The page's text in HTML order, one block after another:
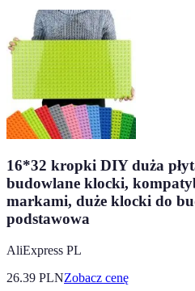
16*32 kropki DIY duża
budowlane klocki,
markami, duże klocki do
podstawowa
AliExpress PL
26.39 PLNZobacz cenę